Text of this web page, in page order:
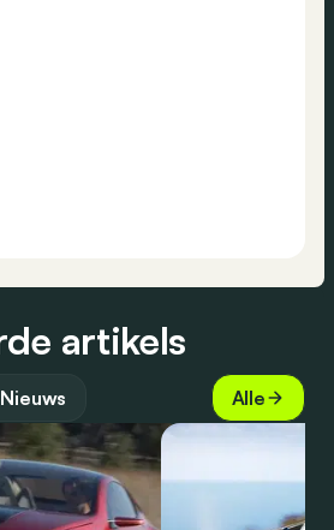
artikels
Nieuws Alle